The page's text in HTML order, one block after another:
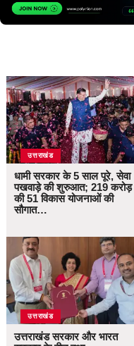
उत्तराखंड
धामी सरकार के 5 साल पूरे, सेवा
पखवाड़े की शुरुआत; 219 करोड़
की 51 विकास योजनाओं की
सौगात…
उत्तराखंड
उत्तराखंड सरकार और भारत